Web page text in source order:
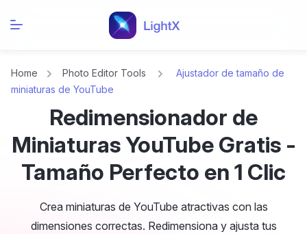
Home Photo Editor Tools
Ajustador de tamaño de
miniaturas de YouTube
Redimensionador de
Miniaturas YouTube Gratis -
Tamaño Perfecto en 1 Clic
Crea miniaturas de YouTube atractivas con las
dimensiones correctas. Redimensiona y ajusta tus